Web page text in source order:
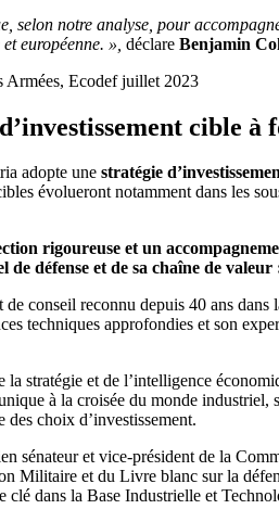
selon notre analyse, pour
européenne. », déclare Benjamin
Armées, Ecodef juillet 2023
cible
adopte une stratégie
évolueront notamment dans les
rigoureuse et un
de défense et de sa chaîne de valeur
de conseil reconnu depuis 40 ans
techniques approfondies et son
la stratégie et de l’intelligence
à la croisée du monde industriel,
des choix d’investissement.
sénateur et vice-président de la
Militaire et du Livre blanc sur la
clé dans la Base Industrielle et